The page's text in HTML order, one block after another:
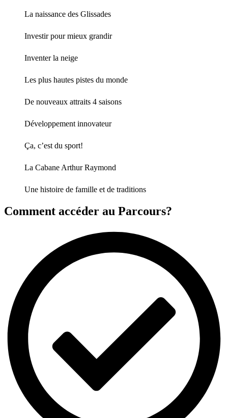
La naissance des Glissades
Investir pour mieux grandir
Inventer la neige
Les plus hautes pistes du monde
De nouveaux attraits 4 saisons
Développement innovateur
Ça, c’est du sport!
La Cabane Arthur Raymond
Une histoire de famille et de traditions
Comment accéder au Parcours?